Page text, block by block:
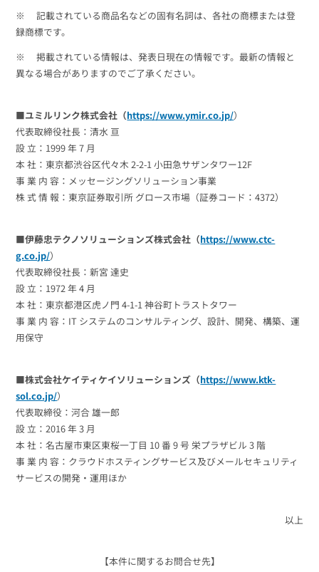
※ 記載されている商品名などの固有名詞は、各社の商標または登
録商標です。
※ 掲載されている情報は、発表日現在の情報です。最新の情報と
異なる場合がありますのでご了承ください。
■ユミルリンク株式会社（https://www.ymir.co.jp/）
代表取締役社長：清水 亘
設 立：1999 年 7 月
本 社：東京都渋谷区代々木 2-2-1 小田急サザンタワー12F
事 業 内 容：メッセージングソリューション事業
株 式 情 報：東京証券取引所 グロース市場（証券コード：4372）
■伊藤忠テクノソリューションズ株式会社（https://www.ctc-
g.co.jp/）
代表取締役社長：新宮 達史
設 立：1972 年 4 月
本 社：東京都港区虎ノ門 4-1-1 神谷町トラストタワー
事 業 内 容：IT システムのコンサルティング、設計、開発、構築、運
用保守
■株式会社ケイティケイソリューションズ（https://www.ktk-
sol.co.jp/）
代表取締役：河合 雄一郎
設 立：2016 年 3 月
本 社：名古屋市東区東桜一丁目 10 番 9 号 栄プラザビル 3 階
事 業 内 容：クラウドホスティングサービス及びメールセキュリティ
サービスの開発・運用ほか
以上
【本件に関するお問合せ先】